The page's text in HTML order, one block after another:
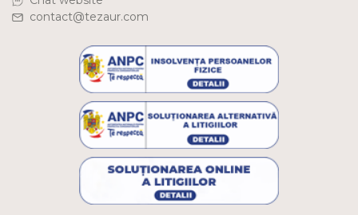
contact@tezaur.com